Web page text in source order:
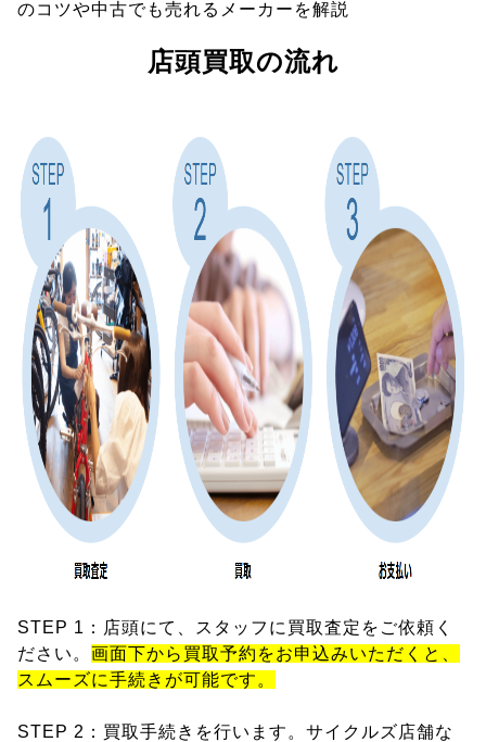
のコツや中古でも売れるメーカーを解説
店頭買取の流れ
STEP 1：店頭にて、スタッフに買取査定をご依頼く
ださい。 画面下から買取予約をお申込みいただくと、
スムーズに手続きが可能です。
STEP 2：買取手続きを行います。サイクルズ店舗な